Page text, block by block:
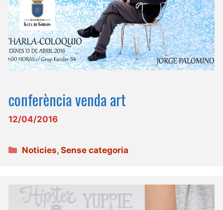
conferència venda art
12/04/2016
Categories
Noticies,Sense categoria